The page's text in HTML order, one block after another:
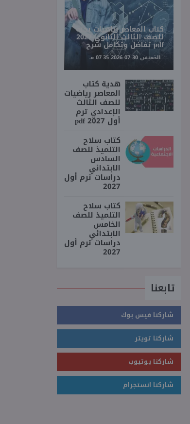
كتاب المعاصر رياضيات بحته
للصف الثالث الثانوي 2027
pdf تفاضل وتكامل شرح
الخميس 30-07-2026 07:35 مـ
هدية كتاب
المعاصر رياضيات
للصف الثالث
الإعدادي ترم
أول 2027 pdf
كتاب سلاح
التلميذ للصف
السادس
الابتدائي
دراسات ترم أول
2027
كتاب سلاح
التلميذ للصف
الخامس
الابتدائي
دراسات ترم أول
2027
تابعنا
شاركنا فيس بوك
شاركنا تويتر
شاركنا يوتيوب
شاركنا انستجرام